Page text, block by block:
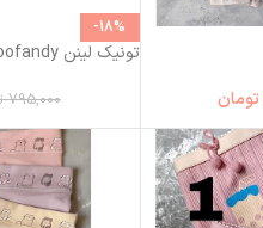
تومان
-18%
تونیک لینن coofandy
795,000